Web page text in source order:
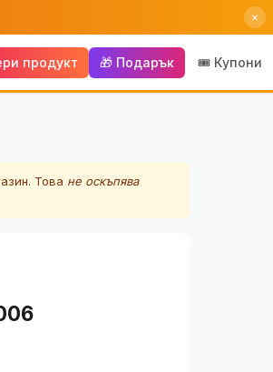
×
продукт 🎁 Подарък 🎟️ Купони
Това не оскъпява